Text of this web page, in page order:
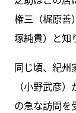
権三（梶原善
塚純貴）と知
同じ頃、紀州
（小野武彦
の急な訪問を